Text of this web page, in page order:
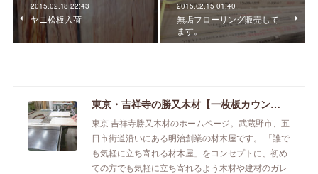
2015.02.18 22:43
ヤニ松板入荷
2015.02.15 01:40
無垢フローリング販売して
ます。
東京・吉祥寺の勝又木材【一枚板カウンター】
東京 吉祥寺勝又木材のホームページ。武蔵野市、五
日市街道沿いにある明治創業の材木屋です。 「誰で
も気軽に立ち寄れる材木屋」をコンセプトに、初め
ての方でも気軽に立ち寄れるよう木材や建材のガレ